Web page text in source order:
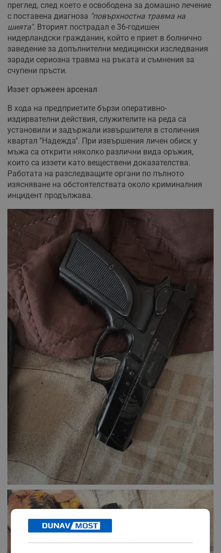
преглед, след което е освободена за домашно лечение
с поставена диагноза "повърхностна травма на
шията". Вторият пострадал е 36-годишен
нидерландски гражданин, който е приет в болнично
заведение за допълнителни медицински изследвания
заради сериозна травма на ръката и съмнения за
счупени пръсти.
Иззет оръжеен арсенал
В хода на предприетите бързи оперативно-
издирвателни действия, служителите на реда са
установили и задържали извършителя в столичния
квартал "Надежда". При извършения личен обиск у
мъжа са открити няколко различни вида оръжия,
които са иззети като веществени доказателства.
Работата на разследващите органи по пълното
изясняване на обстоятелствата около криминалния
инцидент продължава.